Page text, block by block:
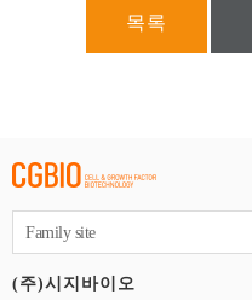
목록
(주)시지바이오
Family site